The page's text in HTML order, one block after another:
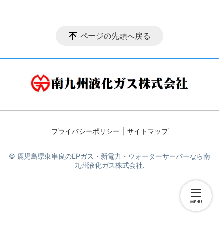
ページの先頭へ戻る
プライバシーポリシー サイトマップ
© 鹿児島県東串良のLPガス・新電力・ウォーターサーバーなら南
九州液化ガス株式会社.